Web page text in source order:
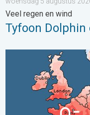
Veel regen en wind
Tyfoon
Grote